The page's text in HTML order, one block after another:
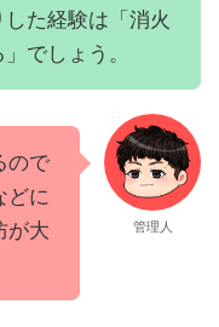
た経験は「消火
でしょう。
ので
どに
が大
管理人